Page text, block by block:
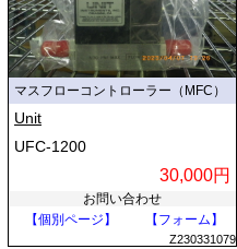
マスフローコントローラー（MFC）
Unit
UFC-1200
30,000円
お問い合わせ
【個別ページ】
【フォーム】
Z230331079